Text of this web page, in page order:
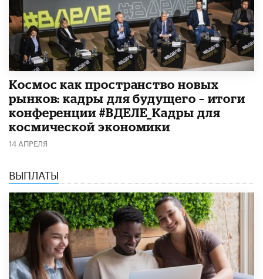
Космос как пространство новых
рынков: кадры для будущего – итоги
конференции #ВДЕЛЕ_Кадры для
космической экономики
14 АПРЕЛЯ
ВЫПЛАТЫ